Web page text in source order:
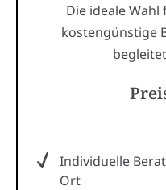
Die ideale
kostengünstige
Individuelle
Ort